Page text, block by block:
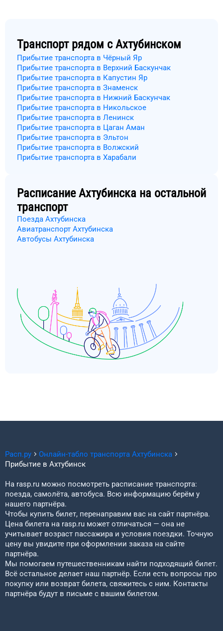
Транспорт рядом с Ахтубинском
Прибытие транспорта в Чёрный Яр
Прибытие транспорта в Верхний Баскунчак
Прибытие транспорта в Капустин Яр
Прибытие транспорта в Знаменск
Прибытие транспорта в Нижний Баскунчак
Прибытие транспорта в Никольское
Прибытие транспорта в Ленинск
Прибытие транспорта в Цаган Аман
Прибытие транспорта в Эльтон
Прибытие транспорта в Волжский
Прибытие транспорта в Харабали
РасписаниеАхтубинска на остальной
транспорт
Поезда Ахтубинска
Авиатранспорт Ахтубинска
Автобусы Ахтубинска
Расп.ру Онлайн-табло транспорта Ахтубинска
Прибытие в Ахтубинск
На rasp.ru можно посмотреть расписание транспорта:
поезда, самолёта, автобуса. Всю информацию берём у
нашего партнёра.
Чтобы купить билет, перенаправим вас на сайт партнёра.
Цена билета на rasp.ru может отличаться — она не
учитывает возраст пассажира и условия поездки. Точную
цену вы увидите при оформлении заказа на сайте
партнёра.
Мы помогаем путешественникам найти подходящий билет.
Всё остальное делает наш партнёр. Если есть вопросы про
покупку или возврат билета, свяжитесь с ним. Контакты
партнёра будут в письме с вашим билетом.